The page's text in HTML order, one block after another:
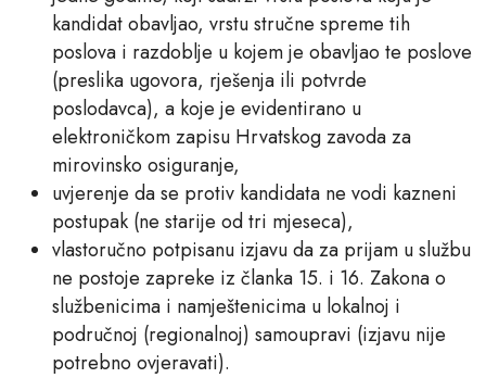
kandidat obavljao, vrstu stručne spreme tih
poslova i razdoblje u kojem je obavljao te poslove
(preslika ugovora, rješenja ili potvrde
poslodavca), a koje je evidentirano u
elektroničkom zapisu Hrvatskog zavoda za
mirovinsko osiguranje,
uvjerenje da se protiv kandidata ne vodi kazneni
postupak (ne starije od tri mjeseca),
vlastoručno potpisanu izjavu da za prijam u službu
ne postoje zapreke iz članka 15. i 16. Zakona o
službenicima i namještenicima u lokalnoj i
područnoj (regionalnoj) samoupravi (izjavu nije
potrebno ovjeravati).